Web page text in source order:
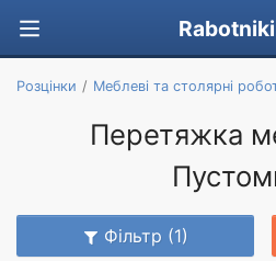
Розцінки Меблеві та столярні
Перетяжка
Фільтр (1)